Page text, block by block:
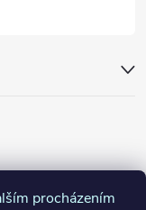
procházením